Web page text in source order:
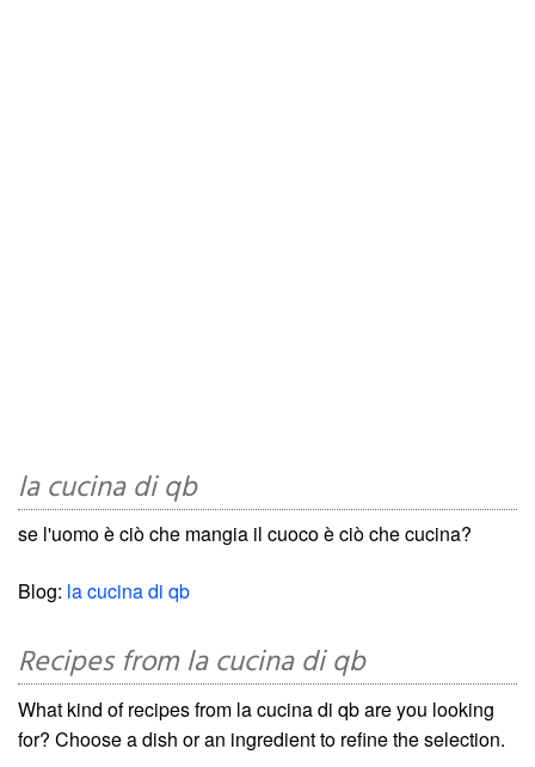
la cucina di qb
se l'uomo è ciò che mangia il cuoco è ciò che cucina?
Blog: la cucina di qb
Recipes from la cucina di qb
What kind of recipes from la cucina di qb are you looking
for? Choose a dish or an ingredient to refine the selection.